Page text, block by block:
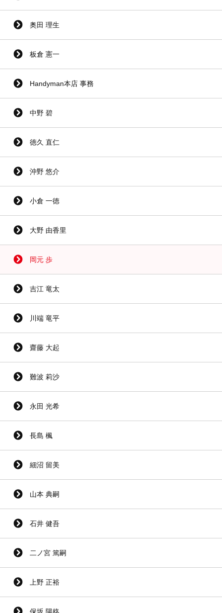
奥田 理生
板倉 憲一
Handyman本店 事務
中野 碧
徳久 直仁
沖野 悠介
小倉 一徳
大野 由香里
岡元 歩
吉江 竜太
川端 竜平
齋藤 大起
難波 莉沙
永田 光希
長島 楓
細沼 留美
山本 典嗣
石井 健吾
二ノ宮 篤嗣
上野 正裕
保坂 陽柊